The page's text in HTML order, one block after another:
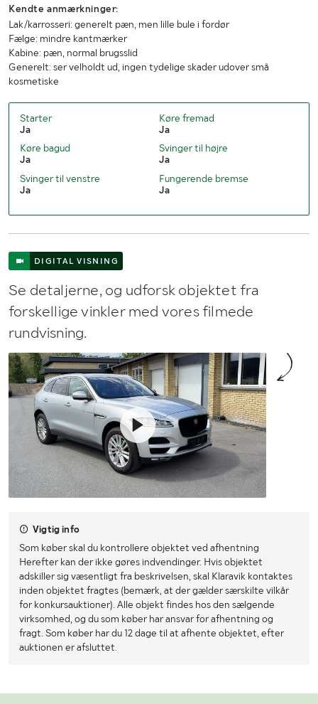
Teknisk totalvægt: 2.380 kg
Tilkoblingsvægt med bremser: 2.000 kg
Største akseltryk: 1.400 kg
Kendte anmærkninger:
Lak/karrosseri: generelt pæn, men lille bule i fordør
Fælge: mindre kantmærker
Kabine: pæn, normal brugsslid
Generelt: ser velholdt ud, ingen tydelige skader udover små
kosmetiske
Starter
Ja
Køre fremad
Ja
Køre bagud
Ja
Svinger til højre
Ja
Svinger til venstre
Ja
Fungerende bremse
Ja
DIGITAL VISNING
Se detaljerne, og udforsk objektet fra
forskellige vinkler med vores filmede
rundvisning.
Vigtig info
Som køber skal du kontrollere objektet ved afhentning
Herefter kan der ikke gøres indvendinger. Hvis objektet
adskiller sig væsentligt fra beskrivelsen, skal Klaravik kontaktes
inden objektet fragtes (bemærk, at der gælder særskilte vilkår
for konkursauktioner). Alle objekt findes hos den sælgende
virksomhed, og du som køber har ansvar for afhentning og
fragt. Som køber har du 12 dage til at afhente objektet, efter
auktionen er afsluttet.